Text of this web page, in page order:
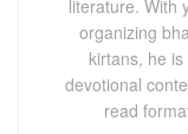
literature. With
organizing
kirtans, he
devotional
read